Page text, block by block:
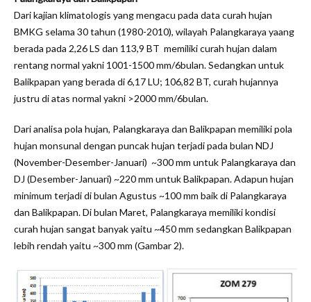
Dari kajian klimatologis yang mengacu pada data curah hujan
BMKG selama 30 tahun (1980-2010), wilayah Palangkaraya yaang
berada pada 2,26 LS dan 113,9 BT memiliki curah hujan dalam
rentang normal yakni 1001-1500 mm/6bulan. Sedangkan untuk
Balikpapan yang berada di 6,17 LU; 106,82 BT, curah hujannya
justru di atas normal yakni >2000 mm/6bulan.
Dari analisa pola hujan, Palangkaraya dan Balikpapan memiliki pola
hujan monsunal dengan puncak hujan terjadi pada bulan NDJ
(November-Desember-Januari) ~300 mm untuk Palangkaraya dan
DJ (Desember-Januari) ~220 mm untuk Balikpapan. Adapun hujan
minimum terjadi di bulan Agustus ~100 mm baik di Palangkaraya
dan Balikpapan. Di bulan Maret, Palangkaraya memiliki kondisi
curah hujan sangat banyak yaitu ~450 mm sedangkan Balikpapan
lebih rendah yaitu ~300 mm (Gambar 2).